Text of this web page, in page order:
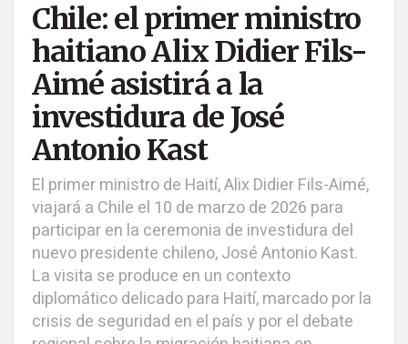
Chile: el primer ministro
haitiano Alix Didier Fils-
Aimé asistirá a la
investidura de José
Antonio Kast
El primer ministro de Haití, Alix Didier Fils-Aimé,
viajará a Chile el 10 de marzo de 2026 para
participar en la ceremonia de investidura del
nuevo presidente chileno, José Antonio Kast.
La visita se produce en un contexto
diplomático delicado para Haití, marcado por la
crisis de seguridad en el país y por el debate